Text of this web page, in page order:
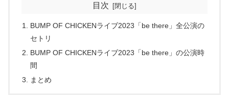
目次
BUMP OF CHICKENライブ2023「be there」全公演の
セトリ
BUMP OF CHICKENライブ2023「be there」の公演時
間
まとめ